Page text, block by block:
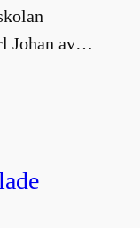
Johan av…